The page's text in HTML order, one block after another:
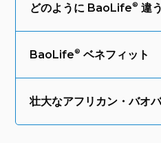
どのように BaoLife 違
BaoLife ベネフィット
壮大なアフリカン・バオ